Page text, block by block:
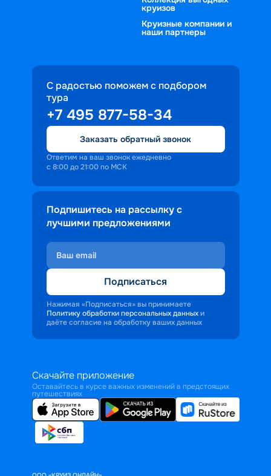
круизов
Круизные компании и
наши партнеры
С радостью поможем с подбором
тура
+7 495 877-58-34
Заказать обратный звонок
Ответим на ваш звонок ежедневно
с 8:00 до 21:00 по МСК
Подпишитесь на рассылку с
лучшими предложениями
Подписаться
Нажимая «Подписаться» вы принимаете
Политику обработки персональных данных и
даёте согласие на обработку ваших данных
Скачайте приложение
Оставайтесь в курсе важных изменений в предстоящих
путешествиях